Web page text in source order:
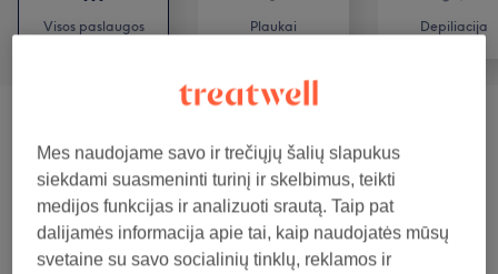
Visos paslaugos Plaukai Depiliacija
Veido Procedūros - Manualinės (9) nuo 20€
Veido Procedūros - Aparatinės (6) nuo 50€
Mes naudojame savo ir trečiųjų šalių slapukus
siekdami suasmeninti turinį ir skelbimus, teikti
medijos funkcijas ir analizuoti srautą. Taip pat
dalijamės informacija apie tai, kaip naudojatės mūsų
svetaine su savo socialinių tinklų, reklamos ir